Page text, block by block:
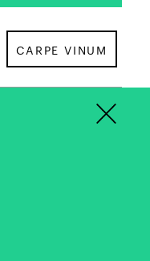
CARPE VINUM
×